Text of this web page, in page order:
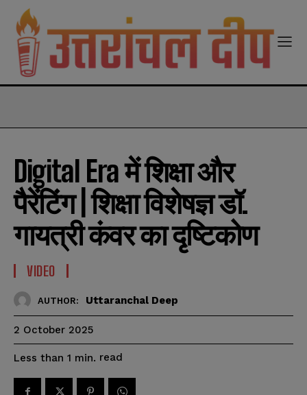
Digital Era में शिक्षा और
पैरेंटिंग | शिक्षा विशेषज्ञ डॉ.
गायत्री कंवर का दृष्टिकोण
VIDEO
AUTHOR: Uttaranchal Deep
2 October 2025
Less than 1 min. read